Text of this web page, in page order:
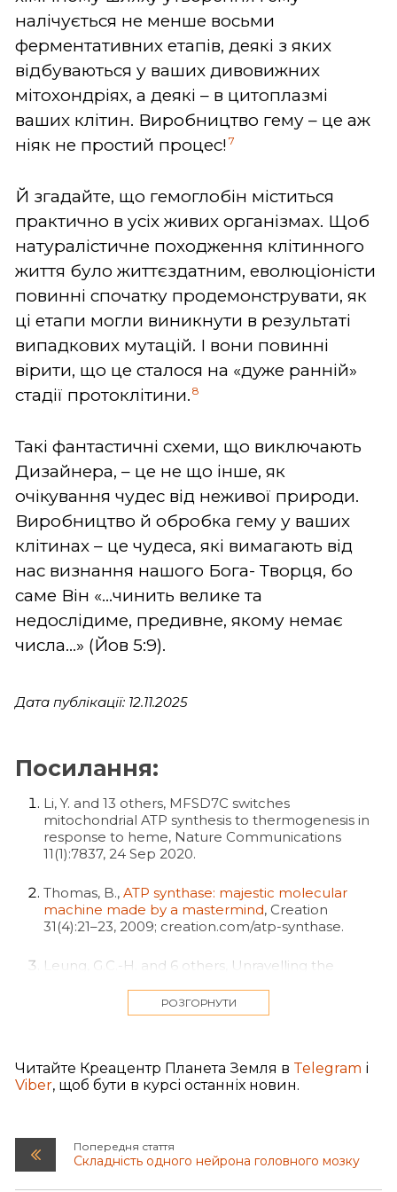
налічується не менше восьми
ферментативних етапів, деякі з яких
відбуваються у ваших дивовижних
мітохондріях, а деякі – в цитоплазмі
ваших клітин. Виробництво гему – це аж
ніяк не простий процес! 7
Й згадайте, що гемоглобін міститься
практично в усіх живих організмах. Щоб
натуралістичне походження клітинного
життя було життєздатним, еволюціоністи
повинні спочатку продемонструвати, як
ці етапи могли виникнути в результаті
випадкових мутацій. І вони повинні
вірити, що це сталося на «дуже ранній»
стадії протоклітини. 8
Такі фантастичні схеми, що виключають
Дизайнера, – це не що інше, як
очікування чудес від неживої природи.
Виробництво й обробка гему у ваших
клітинах – це чудеса, які вимагають від
нас визнання нашого Бога- Творця, бо
саме Він «...чинить велике та
недослідиме, предивне, якому немає
числа...» (Йов 5:9).
Дата публікації: 12.11.2025
Посилання:
Li, Y. and 13 others, MFSD7C switches
mitochondrial ATP synthesis to thermogenesis in
response to heme, Nature Communications
11(1):7837, 24 Sep 2020.
Thomas, B., ATP synthase: majestic molecular
machine made by a mastermind, Creation
31(4):21–23, 2009; creation.com/atp-synthase.
Leung, G.C.-H. and 6 others, Unravelling the
demand, PNAS 118(22):e2104008118, 1 Jun 2021.
Sci. 4(2):89–96, 2008.
продуктів харчування (фрукти, овочі,
цільнозернові продукти, горіхи, трави, спеції
РОЗГОРНУТИ
Читайте Креацентр Планета Земля в Telegram і
Viber, щоб бути в курсі останніх новин.
Попередня стаття
Складність одного нейрона головного мозку